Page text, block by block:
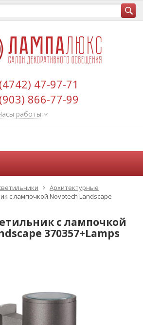
47-97-71
866-77-99
работы
Архитектурные
с лампочкой Novotech Landscape
с лампочкой
370357+Lamps